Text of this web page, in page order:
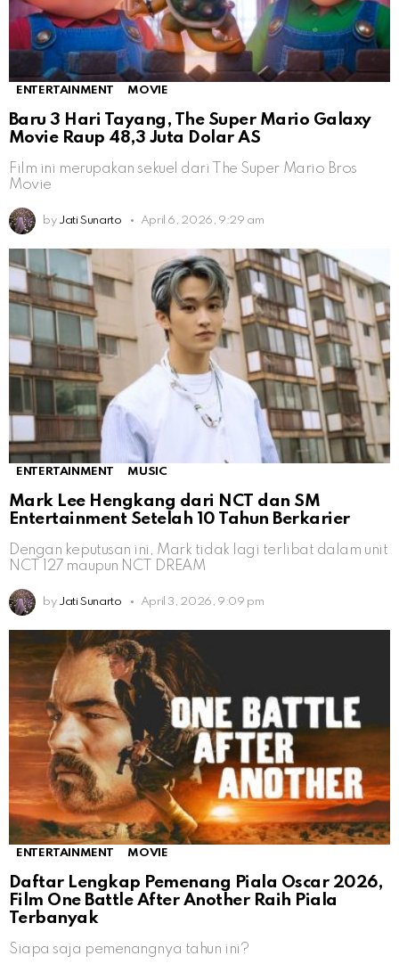
ENTERTAINMENT MOVIE
Baru 3 Hari Tayang, The Super Mario Galaxy
Movie Raup 48,3 Juta Dolar AS
Film ini merupakan sekuel dari The Super Mario Bros
Movie
by Jati Sunarto April 6, 2026, 9:29 am
ENTERTAINMENT MUSIC
Mark Lee Hengkang dari NCT dan SM
Entertainment Setelah 10 Tahun Berkarier
Dengan keputusan ini, Mark tidak lagi terlibat dalam unit
NCT 127 maupun NCT DREAM
by Jati Sunarto April 3, 2026, 9:09 pm
ENTERTAINMENT MOVIE
Daftar Lengkap Pemenang Piala Oscar 2026,
Film One Battle After Another Raih Piala
Terbanyak
Siapa saja pemenangnya tahun ini?